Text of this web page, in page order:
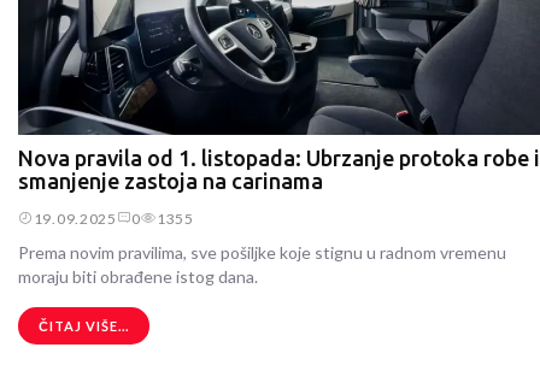
Nova pravila od 1. listopada: Ubrzanje protoka robe i
smanjenje zastoja na carinama
19.09.2025 0 1355
Prema novim pravilima, sve pošiljke koje stignu u radnom vremenu
moraju biti obrađene istog dana.
ČITAJ VIŠE...